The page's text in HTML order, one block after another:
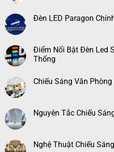
Đèn LED Paragon
Điểm Nổi Bật Đèn Led
Thống
Chiếu Sáng Văn
Nguyên Tắc Chiếu
Nghệ Thuật Chiếu